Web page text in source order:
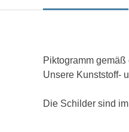
Piktogramm gemäß
Unsere Kunststoff-
Die Schilder sind